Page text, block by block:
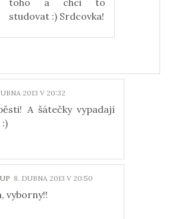
toho a chci to
studovat :) Srdcovka!
2013 V 20:32
A šátečky vypadají
8. DUBNA 2013 V 20:50
vyborny!!